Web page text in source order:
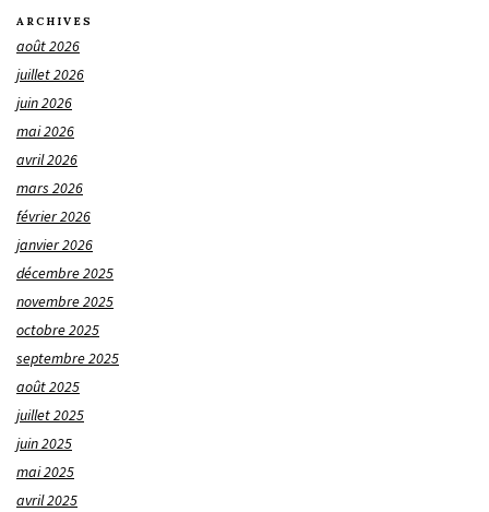
ARCHIVES
août 2026
juillet 2026
juin 2026
mai 2026
avril 2026
mars 2026
février 2026
janvier 2026
décembre 2025
novembre 2025
octobre 2025
septembre 2025
août 2025
juillet 2025
juin 2025
mai 2025
avril 2025